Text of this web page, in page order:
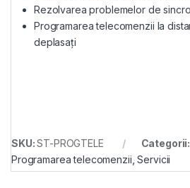
Rezolvarea problemelor de
Programarea telecomenzii la
deplasați
SKU:ST-PROGTELE Categorii:
Programarea telecomenzii ,Servicii